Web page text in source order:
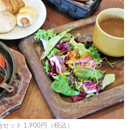
ット 1,900円（税込）